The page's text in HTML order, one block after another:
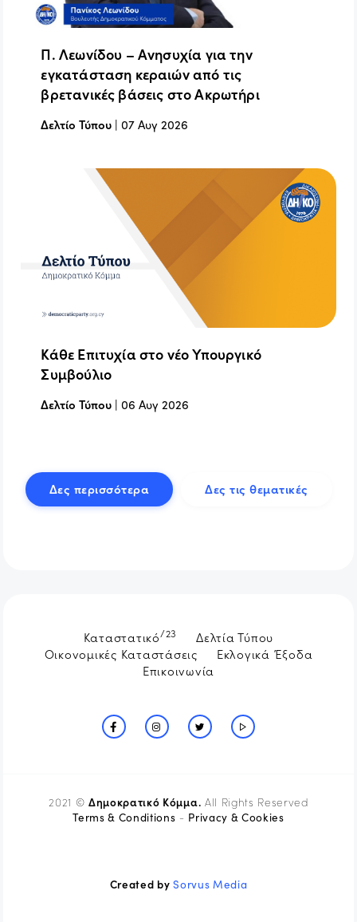
Π. Λεωνίδου – Ανησυχία για την
εγκατάσταση κεραιών από τις
βρετανικές βάσεις στο Ακρωτήρι
Δελτίο Τύπου |07 Αυγ 2026
Κάθε Επιτυχία στο νέο Υπουργικό
Συμβούλιο
Δελτίο Τύπου |06 Αυγ 2026
Δες περισσότερα Δες τις θεματικές
Καταστατικό/23
Δελτία Τύπου
Οικονομικές Καταστάσεις
Εκλογικά Έξοδα
Επικοινωνία
2021 ©Δημοκρατικό Κόμμα. All Rights Reserved
Terms & Conditions - Privacy & Cookies
Created bySorvus Media